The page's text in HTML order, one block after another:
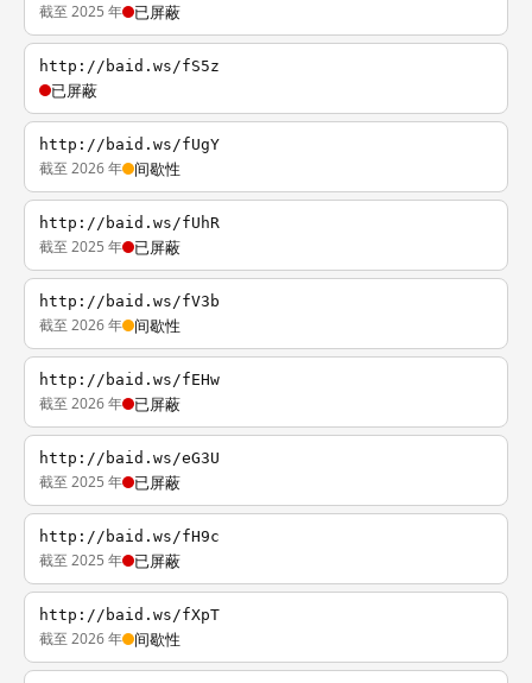
截至 2025 年 已屏蔽
http://baid.ws/fS5z
已屏蔽
http://baid.ws/fUgY
截至 2026 年 间歇性
http://baid.ws/fUhR
截至 2025 年 已屏蔽
http://baid.ws/fV3b
截至 2026 年 间歇性
http://baid.ws/fEHw
截至 2026 年 已屏蔽
http://baid.ws/eG3U
截至 2025 年 已屏蔽
http://baid.ws/fH9c
截至 2025 年 已屏蔽
http://baid.ws/fXpT
截至 2026 年 间歇性